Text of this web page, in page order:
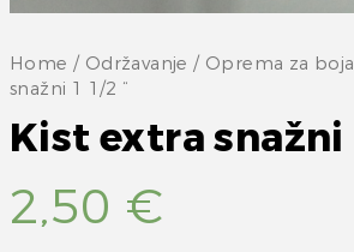
Home / Održavanje / Oprema za
snažni 1 1/2 “
Kist extra snažni
2,50 €